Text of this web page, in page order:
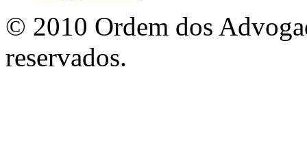
© 2010 Ordem dos
reservados.